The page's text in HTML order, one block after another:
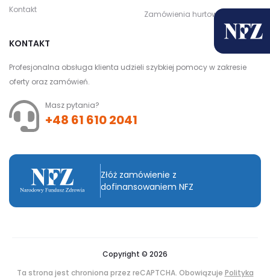
Kontakt
Zamówienia hurtowe
KONTAKT
Profesjonalna obsługa klienta udzieli szybkiej pomocy w zakresie
oferty oraz zamówień.
Masz pytania?
+48 61 610 2041
Złóż zamówienie z
dofinansowaniem NFZ
Copyright © 2026
Ta strona jest chroniona przez reCAPTCHA. Obowiązuje Polityka